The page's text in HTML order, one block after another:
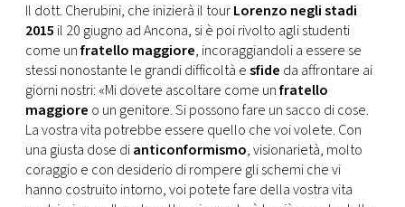
Il dott. Cherubini, che inizierà il tourLorenzo negli stadi
2015 il 20 giugno ad Ancona, si è poi rivolto agli studenti
come unfratello maggiore, incoraggiandoli a essere se
stessi nonostante le grandi difficoltà esfide da affrontare ai
giorni nostri: «Mi dovete ascoltare come unfratello
maggiore o un genitore. Si possono fare un sacco di cose.
La vostra vita potrebbe essere quello che voi volete. Con
una giusta dose dianticonformismo, visionarietà, molto
coraggio e con desiderio di rompere gli schemi che vi
hanno costruito intorno, voi potete fare della vostra vita